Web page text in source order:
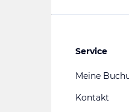
Service
Meine
Kontakt